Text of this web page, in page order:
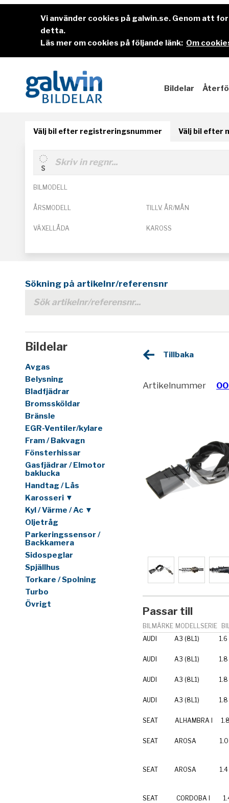
Vi använder cookies på galwin.se. Genom att
detta.
Läs mer om cookies på följande länk: Om
Bildelar
Välj bil efter registreringsnummer Välj bil efter
BILMODELL
ÅRSMODELL TILLV. ÅR/MÅN
VÄXELLÅDA KAROSS
Sökning på artikelnr/referensnr
Bildelar
Avgas
Belysning
Bladfjädrar
Bromssköldar
Bränsle
EGR-Ventiler/kylare
Fram / Bakvagn
Fönsterhissar
Gasfjädrar / Elmotor
baklucka
Handtag / Lås
Karosseri ▼
Kyl / Värme / Ac ▼
Oljetråg
Parkeringssensor /
Backkamera
Sidospeglar
Spjällhus
Torkare / Spolning
Turbo
Övrigt
Tillbaka
Artikelnummer
Passar till
BILMÄRKE MODELLSERIE
AUDI
A3 (8L1) 1.6
AUDI A3 (8L1) 1.8
AUDI A3 (8L1) 1.8
AUDI A3 (8L1)
SEAT ALHAMBRA I
SEAT AROSA 1.0
SEAT AROSA 1.4
SEAT CORDOBA I